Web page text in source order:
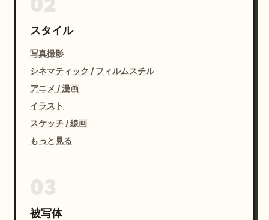
スタイル
写真撮影
シネマティック / フィルムスチル
アニメ / 漫画
イラスト
スケッチ / 線画
もっと見る
被写体